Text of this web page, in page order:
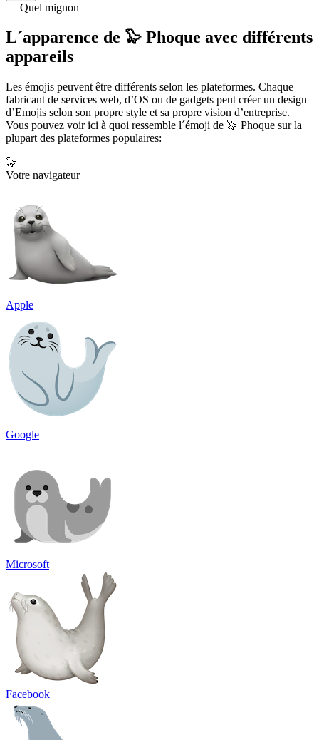
— Quel mignon
L´apparence de 🦭 Phoque avec différents
appareils
Les émojis peuvent être différents selon les plateformes. Chaque
fabricant de services web, d’OS ou de gadgets peut créer un design
d’Emojis selon son propre style et sa propre vision d’entreprise.
Vous pouvez voir ici à quoi ressemble l´émoji de 🦭 Phoque sur la
plupart des plateformes populaires:
🦭
Votre navigateur
Apple
Google
Microsoft
Facebook